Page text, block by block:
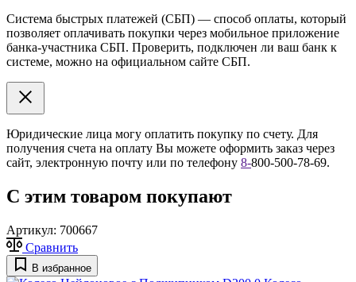
Система быстрых платежей (СБП) — способ оплаты, который
позволяет оплачивать покупки через мобильное приложение
банка-участника СБП. Проверить, подключен ли ваш банк к
системе, можно на официальном сайте СБП.
Юридические лица могу оплатить покупку по счету. Для
получения счета на оплату Вы можете оформить заказ через
сайт, электронную почту или по телефону 8-800-500-78-69.
С этим товаром покупают
Артикул: 700667
Сравнить
В избранное